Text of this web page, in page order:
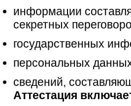
информации
секретных
государственных
персональных
сведений,
Аттестация